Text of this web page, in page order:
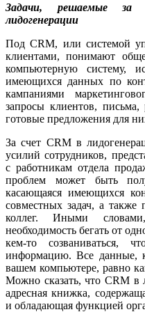
Задачи, решаемые
лидогенерации
Под CRM, или системой
клиентами, понимают
компьютерную систему,
имеющихся данных по
кампаниями
запросы клиентов, письма,
готовые предложения для
За счет CRM в
усилий сотрудников,
с работникам отдела
проблем может быть
касающаяся имеющихся
совместных задач, а также
коллег. Иными
необходимость бегать от
кем-то созваниваться,
информацию. Все данные,
вашем компьютере, равно
Можно сказать, что CRM в
адресная книжка,
и обладающая функцией